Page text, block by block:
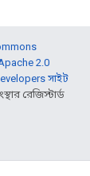
2.0
সাইট
রেজিস্টার্ড